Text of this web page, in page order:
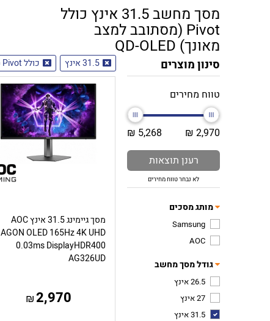
מסך מחשב 31.5 אינץ כולל
Pivot (מסתובב למצב
מאונך) QD-OLED
סינון מוצרים
טווח מחירים
2,970 ₪
5,268 ₪
רענן תוצאות
לא נבחר טווח מחירים
מותג מסכים
Samsung
AOC
גודל מסך מחשב
26.5 אינץ
27 אינץ
31.5 אינץ
31.5 אינץ כולל Pivot (מסתובב למצב מאונך)
מסך גיימינג 31.5 אינץ AOC
AGON OLED 165Hz 4K UHD
0.03ms DisplayHDR400
AG326UD
2,970
₪